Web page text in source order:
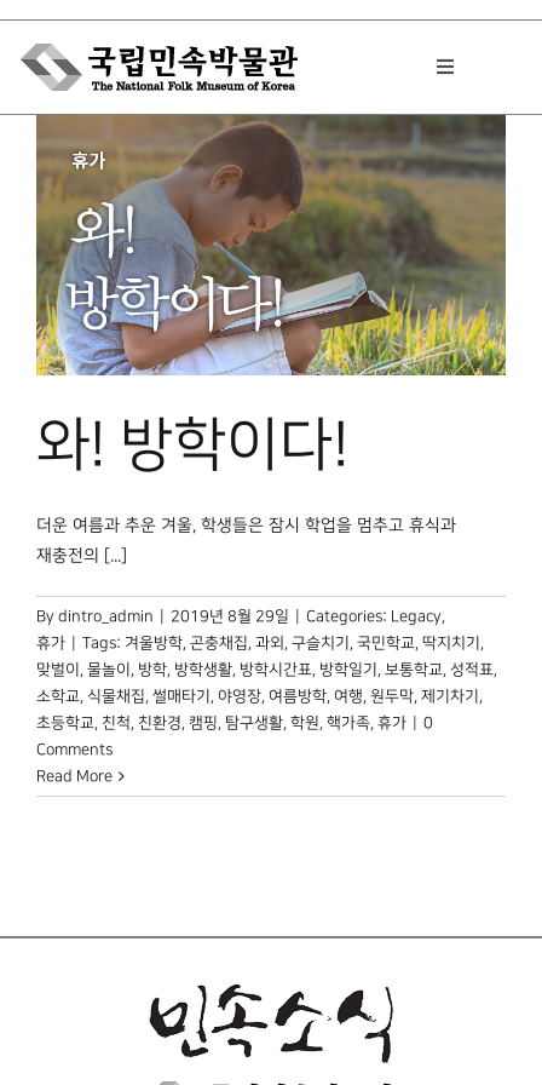
Skip
content
Toggle
박물관에서는
민속이야기
민속 인사이드
원문보기 PDF
박물관 홈페이지
와! 방학이다!
더운 여름과 추운 겨울, 학생들은 잠시 학업을 멈추고 휴식과
재충전의 [...]
By dintro_admin 2019년 8월 29일 Categories: Legacy,
휴가
Tags: 겨울방학, 곤충채집, 과외 , 구슬치기 , 국민학교, 딱지치기 ,
맞벌이 , 물놀이 , 방학, 방학생활, 방학시간표, 방학일기 , 보통학교, 성적표,
소학교, 식물채집, 썰매타기 , 야영장, 여름방학, 여행, 원두막, 제기차기 ,
초등학교, 친척, 친환경, 캠핑, 탐구생활, 학원, 핵가족, 휴가
0
Comments
Read More